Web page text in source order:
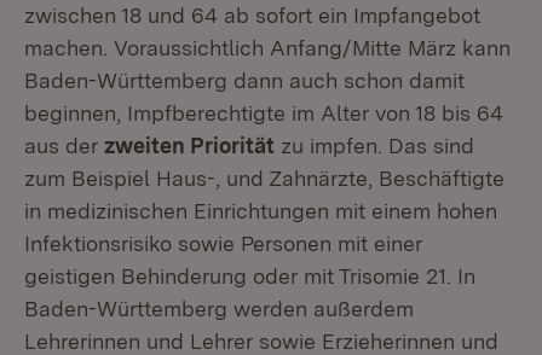
zwischen 18 und 64 ab sofort ein Impfangebot
machen. Voraussichtlich Anfang/Mitte März kann
Baden-Württemberg dann auch schon damit
beginnen, Impfberechtigte im Alter von 18 bis 64
aus der zweiten Priorität zu impfen. Das sind
zum Beispiel Haus-, und Zahnärzte, Beschäftigte
in medizinischen Einrichtungen mit einem hohen
Infektionsrisiko sowie Personen mit einer
geistigen Behinderung oder mit Trisomie 21. In
Baden-Württemberg werden außerdem
Lehrerinnen und Lehrer sowie Erzieherinnen und